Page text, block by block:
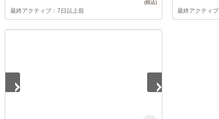
最終アクティブ：7日以上前 最終アクティ